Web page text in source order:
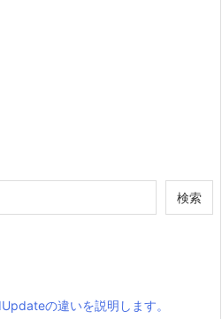
検索
の違いを説明します。